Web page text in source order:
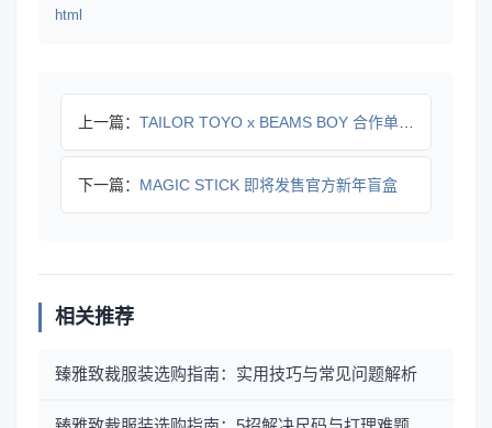
html
上一篇： TAILOR TOYO x BEAMS BOY 合作单品登场
下一篇： MAGIC STICK 即将发售官方新年盲盒
相关推荐
臻雅致裁服装选购指南：实用技巧与常见问题解析